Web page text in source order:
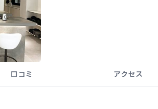
口コミ アクセス